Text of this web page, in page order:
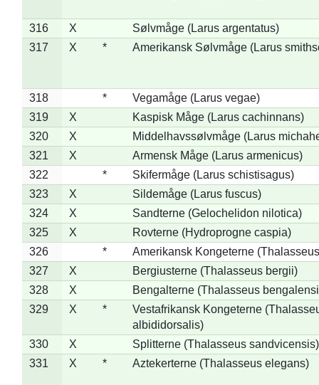
316 X
Sølvmåge (Larus argentatus)
317
X * Amerikansk Sølvmåge (Larus
318 *
Vegamåge (Larus vegae)
319
X
Kaspisk Måge (Larus cachinnans)
320
X
Middelhavssølvmåge (Larus
321
X
Armensk Måge (Larus armenicus)
322
*
Skifermåge (Larus schistisagus)
323
X
Sildemåge (Larus fuscus)
324
X
Sandterne (Gelochelidon nilotica)
325
X
Rovterne (Hydroprogne caspia)
326
*
Amerikansk Kongeterne
327
X
Bergiusterne (Thalasseus bergii)
328
X
Bengalterne (Thalasseus
329
X *
Vestafrikansk Kongeterne
albididorsalis)
330
X
Splitterne (Thalasseus sandvicensis)
331
X * Aztekerterne (Thalasseus elegans)